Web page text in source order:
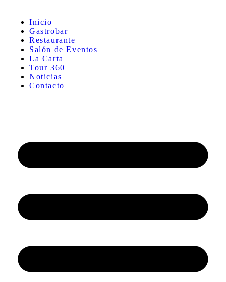
Inicio
Gastrobar
Restaurante
Salón de Eventos
La Carta
Tour 360
Noticias
Contacto